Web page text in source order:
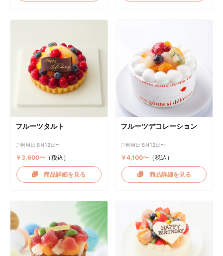
フルーツタルト
ご利用日:8月12日〜
￥3,600〜（税込）
商品詳細を見る
フルーツデコレーション
ご利用日:8月12日〜
￥4,100〜 （税込）
商品詳細を見る